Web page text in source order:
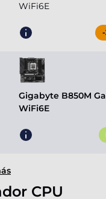
WiFi6E
Gigabyte B850M
WiFi6E
CPU